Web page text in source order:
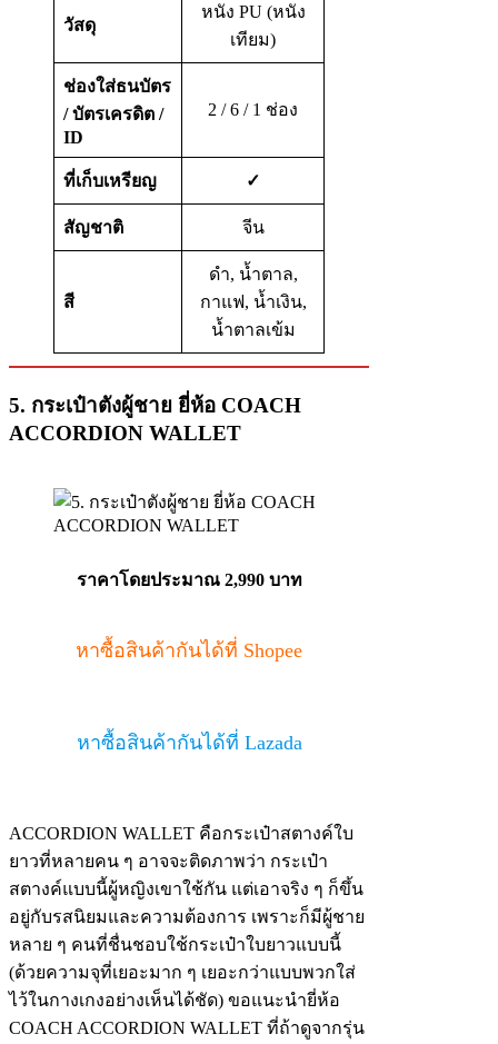
วัสดุ
หนัง PU (หนัง
เทียม)
ช่องใส่ธนบัตร
/บัตรเครดิต /
ID
2 / 6 / 1 ช่อง
ที่เก็บเหรียญ ✓
สัญชาติ จีน
สี
ดำ, น้ำตาล,
กาแฟ, น้ำเงิน,
น้ำตาลเข้ม
5. กระเป๋าตังผู้ชาย ยี่ห้อ COACH
ACCORDION WALLET
ราคาโดยประมาณ 2,990 บาท
หาซื้อสินค้ากันได้ที่ Shopee
หาซื้อสินค้ากันได้ที่ Lazada
ACCORDION WALLET คือกระเป๋าสตางค์ใบ
ยาวที่หลายคน ๆ อาจจะติดภาพว่า กระเป๋า
สตางค์แบบนี้ผู้หญิงเขาใช้กัน แต่เอาจริง ๆ ก็ขึ้น
อยู่กับรสนิยมและความต้องการ เพราะก็มีผู้ชาย
หลาย ๆ คนที่ชื่นชอบใช้กระเป๋าใบยาวแบบนี้
(ด้วยความจุที่เยอะมาก ๆ เยอะกว่าแบบพวกใส่
ไว้ในกางเกงอย่างเห็นได้ชัด) ขอแนะนำยี่ห้อ
COACH ACCORDION WALLET ที่ถ้าดูจากรุ่น